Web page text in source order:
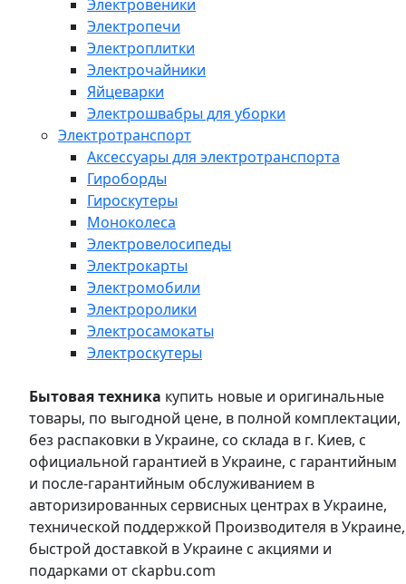
Электровеники
Электропечи
Электроплитки
Электрочайники
Яйцеварки
Электрошвабры для уборки
Электротранспорт
Аксессуары для электротранспорта
Гироборды
Гироскутеры
Моноколеса
Электровелосипеды
Электрокарты
Электромобили
Электроролики
Электросамокаты
Электроскутеры
Бытовая техника купить новые и оригинальные
товары, по выгодной цене, в полной комплектации,
без распаковки в Украине, со склада в г. Киев, с
официальной гарантией в Украине, с гарантийным
и после-гарантийным обслуживанием в
авторизированных сервисных центрах в Украине,
технической поддержкой Производителя в Украине,
быстрой доставкой в Украине с акциями и
подарками от ckapbu.com